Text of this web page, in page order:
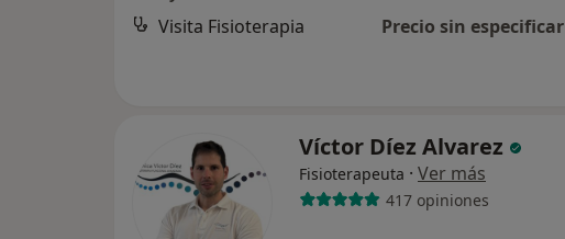
Visita Fisioterapia Precio sin especificar
Víctor Díez Alvarez
Fisioterapeuta · Ver más
417 opiniones